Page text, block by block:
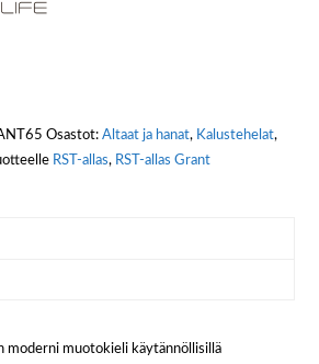
Osastot:Altaat ja hanat, Kalustehelat,
RST-allas, RST-allas Grant
moderni muotokieli käytännöllisillä